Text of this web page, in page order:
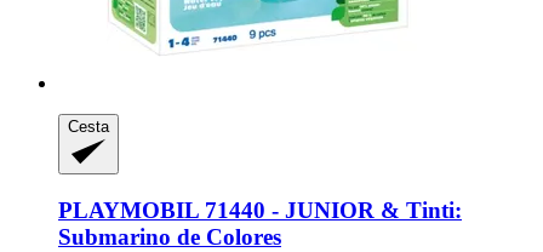
Cesta
PLAYMOBIL 71440 -​ JUNIOR & Tinti:
Submarino de Colores